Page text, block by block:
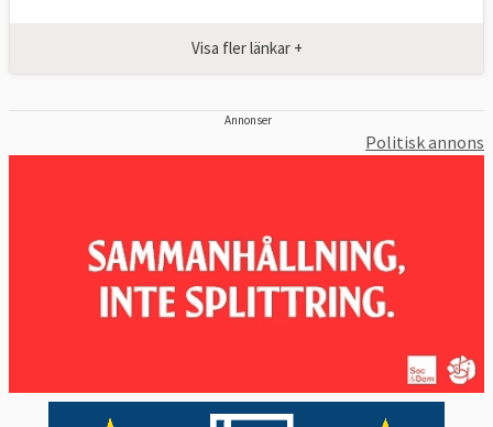
Visa fler länkar +
Annonser
Politisk annons